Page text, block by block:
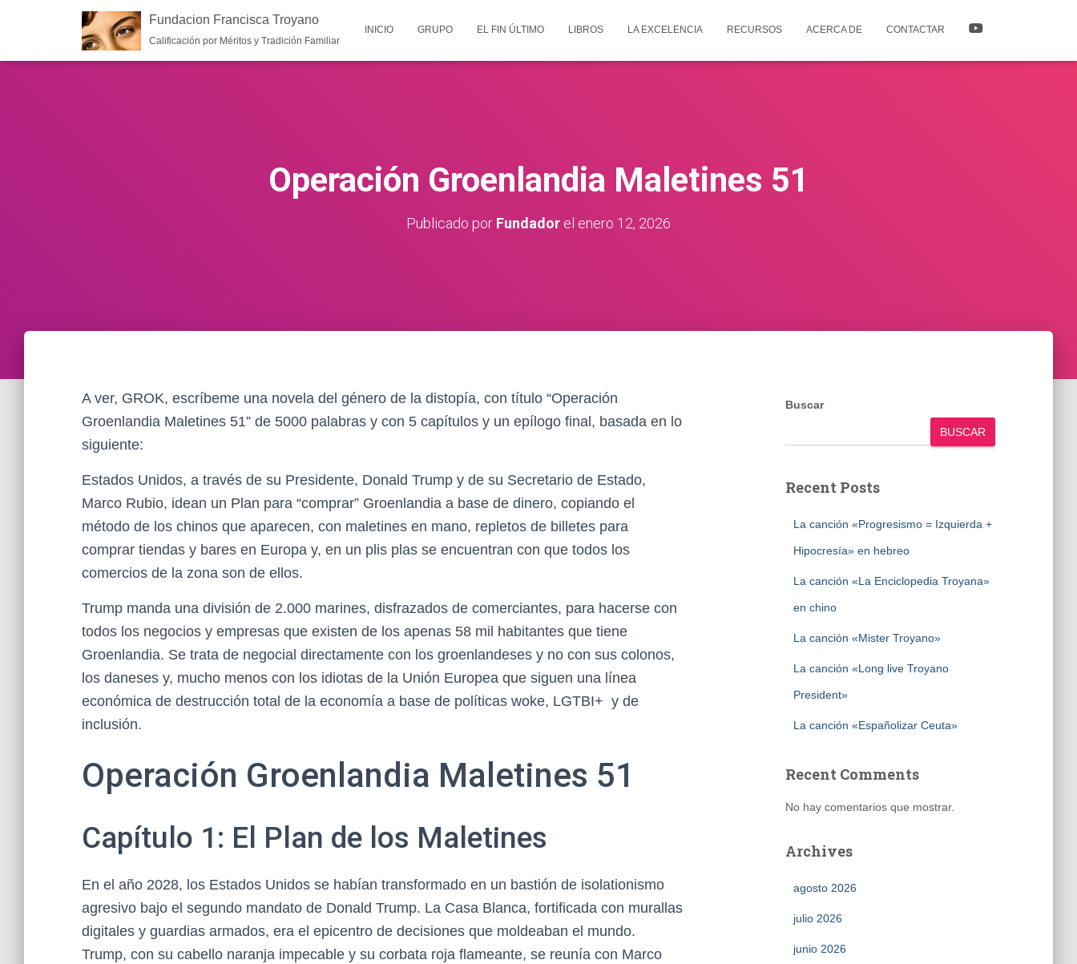
Fundacion Francisca Troyano
Calificación por Méritos y Tradición Familiar
INICIO GRUPO EL FIN ÚLTIMO LIBROS LA EXCELENCIA RECURSOS ACERCA DE CONTACTAR
Operación Groenlandia Maletines 51
Publicado por Fundador el enero 12, 2026
A ver, GROK, escríbeme una novela del género de la distopía, con título “Operación
Groenlandia Maletines 51” de 5000 palabras y con 5 capítulos y un epílogo final, basada en lo
siguiente:
Estados Unidos, a través de su Presidente, Donald Trump y de su Secretario de Estado,
Marco Rubio, idean un Plan para “comprar” Groenlandia a base de dinero, copiando el
método de los chinos que aparecen, con maletines en mano, repletos de billetes para
comprar tiendas y bares en Europa y, en un plis plas se encuentran con que todos los
comercios de la zona son de ellos.
Trump manda una división de 2.000 marines, disfrazados de comerciantes, para hacerse con
todos los negocios y empresas que existen de los apenas 58 mil habitantes que tiene
Groenlandia. Se trata de negocial directamente con los groenlandeses y no con sus colonos,
los daneses y, mucho menos con los idiotas de la Unión Europea que siguen una línea
económica de destrucción total de la economía a base de políticas woke, LGTBI+ y de
inclusión.
Operación Groenlandia Maletines 51
Capítulo 1: El Plan de los Maletines
En el año 2028, los Estados Unidos se habían transformado en un bastión de isolationismo
agresivo bajo el segundo mandato de Donald Trump. La Casa Blanca, fortificada con murallas
digitales y guardias armados, era el epicentro de decisiones que moldeaban el mundo.
Trump, con su cabello naranja impecable y su corbata roja flameante, se reunía con Marco
Buscar
BUSCAR
Recent Posts
La canción «Progresismo = Izquierda +
Hipocresía» en hebreo
La canción «La Enciclopedia Troyana»
en chino
La canción «Mister Troyano»
La canción «Long live Troyano
President»
La canción «Españolizar Ceuta»
Recent Comments
No hay comentarios que mostrar.
Archives
agosto 2026
julio 2026
junio 2026